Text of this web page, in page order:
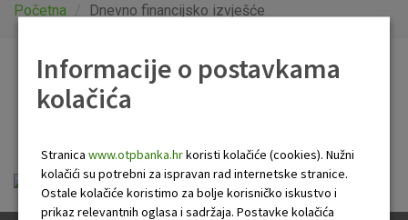
Mala poduzeća i obrtnici
Globalna tržišta
O nama
Početna Dnevno financijsko izvješće
Dnevno financijsko
Dnevno financijsko izvješće.pdf
Informacije o postavkama
kolačića
Stranica www.otpbanka.hrkoristi kolačiće (cookies). Nužni
kolačići su potrebni za ispravan rad internetske stranice.
Ostale kolačiće koristimo za bolje korisničko iskustvo i
prikaz relevantnih oglasa i sadržaja. Postavke kolačića